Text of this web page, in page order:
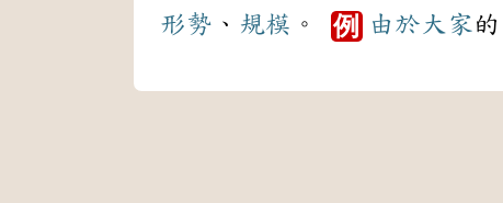
形勢 、 規模 。 例 由於 大家的